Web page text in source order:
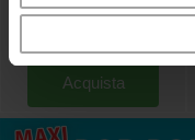
Prowess Tackle Box
29,90€ 24,90€
Acquista